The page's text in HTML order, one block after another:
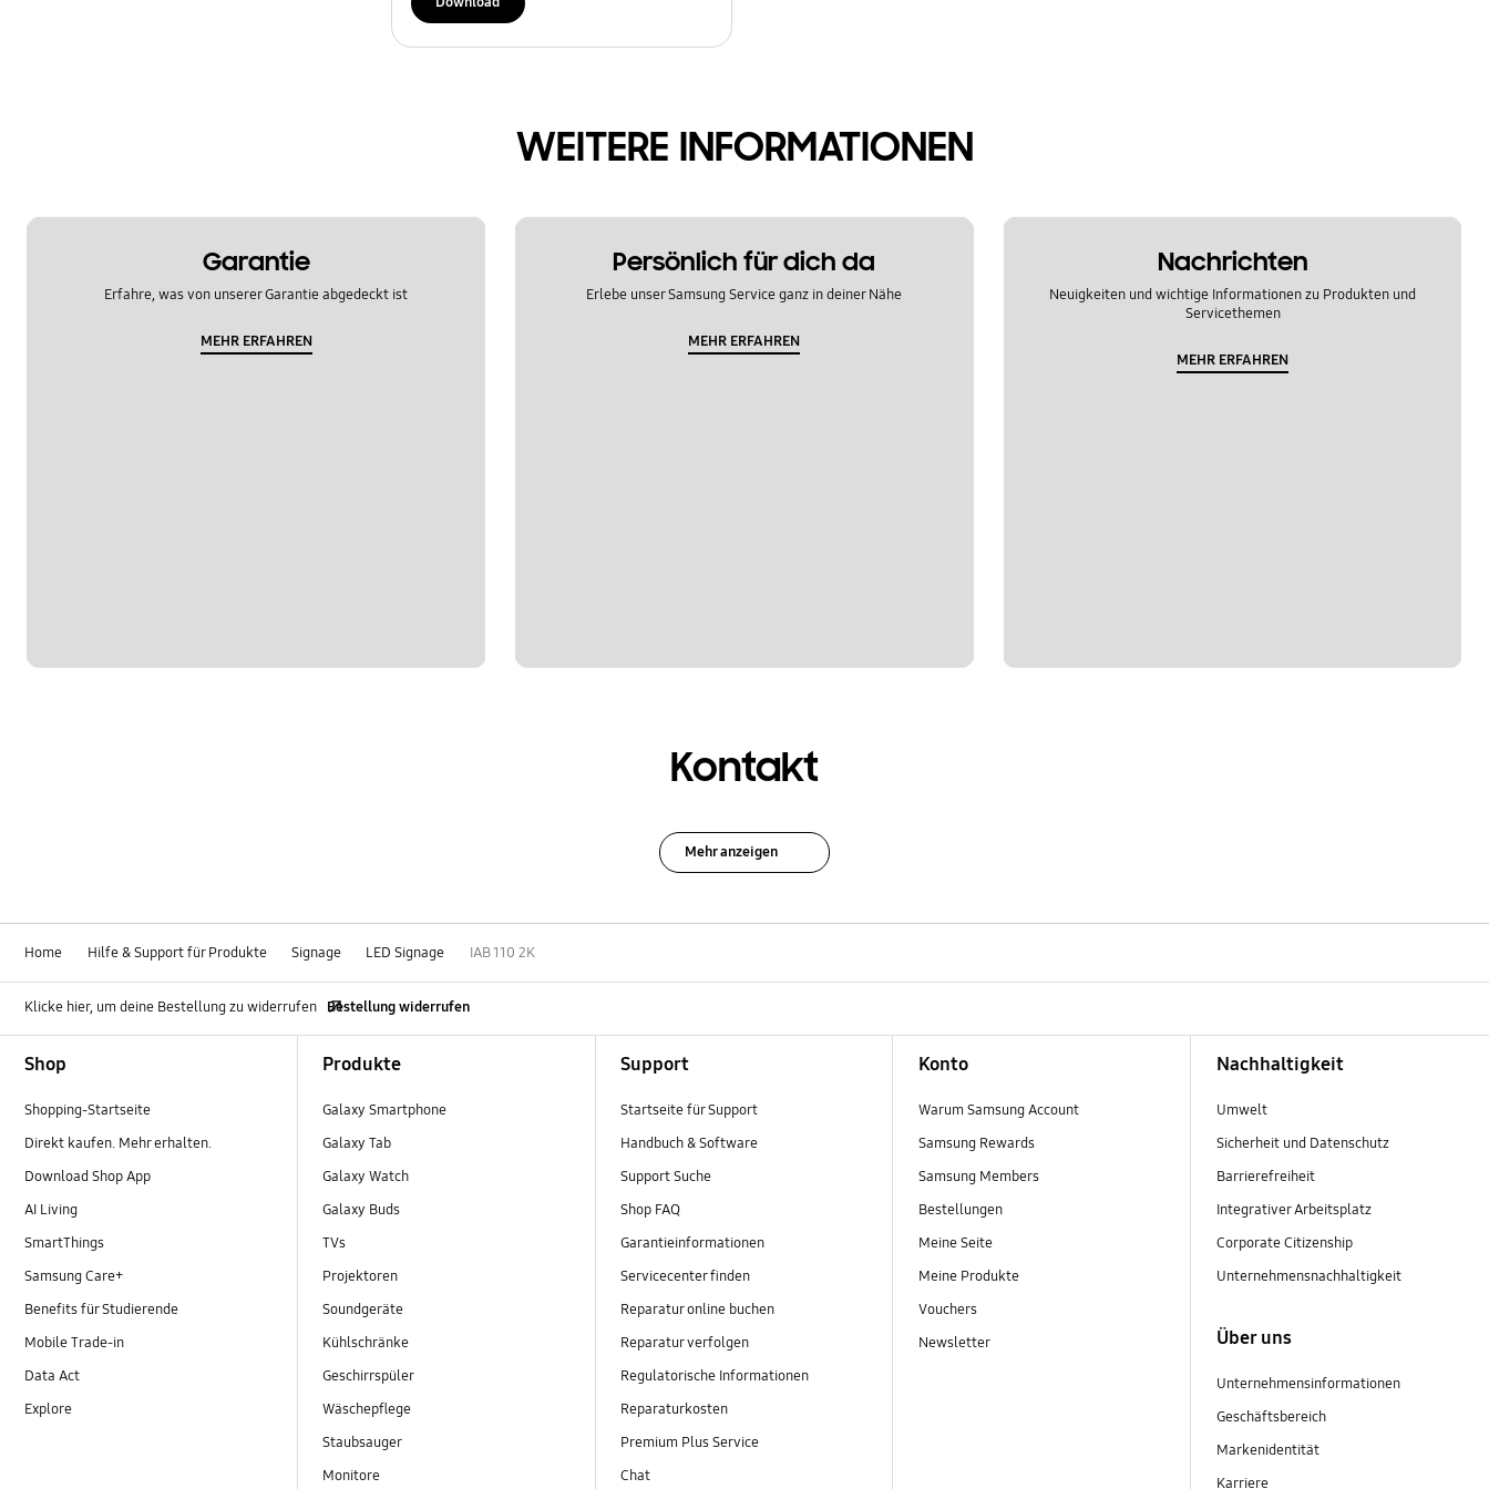
WEITERE INFORMATIONEN
Garantie
Erfahre, was von unserer Garantie abgedeckt ist
MEHR ERFAHREN
Persönlich für dich da
Erlebe unser Samsung Service ganz in deiner Nähe
MEHR ERFAHREN
Nachrichten
Neuigkeiten und wichtige Informationen zu Produkten und
Servicethemen
MEHR ERFAHREN
Kontakt
Mehr anzeigen
Home Hilfe & Support für Produkte Signage LED Signage IAB 110 2K
Klicke hier, um deine Bestellung zu widerrufen Bestellung widerrufen
Shop
Shopping-Startseite
Direkt kaufen. Mehr erhalten.
Download Shop App
AI Living
SmartThings
Samsung Care+
Benefits für Studierende
Mobile Trade-in
Data Act
Explore
Produkte
Galaxy Smartphone
Galaxy Tab
Galaxy Watch
Galaxy Buds
TVs
Projektoren
Soundgeräte
Kühlschränke
Geschirrspüler
Wäschepflege
Staubsauger
Monitore
Support
Startseite für Support
Handbuch & Software
Support Suche
Shop FAQ
Garantieinformationen
Servicecenter finden
Reparatur online buchen
Reparatur verfolgen
Regulatorische Informationen
Reparaturkosten
Premium Plus Service
Chat
Konto
Warum Samsung Account
Samsung Rewards
Samsung Members
Bestellungen
Meine Seite
Meine Produkte
Vouchers
Newsletter
Nachhaltigkeit
Umwelt
Sicherheit und Datenschutz
Barrierefreiheit
Integrativer Arbeitsplatz
Corporate Citizenship
Unternehmensnachhaltigkeit
Über uns
Unternehmensinformationen
Geschäftsbereich
Markenidentität
Karriere